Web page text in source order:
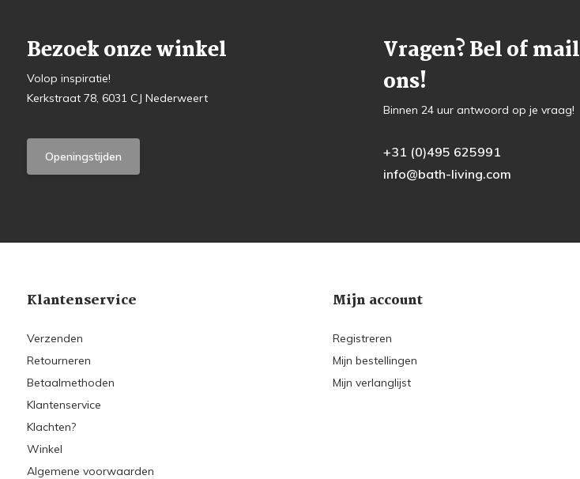
Bezoek onze winkel
Volop inspiratie!
Kerkstraat 78, 6031 CJ Nederweert
Openingstijden
Vragen? Bel of mail
ons!
Binnen 24 uur antwoord op je vraag!
+31 (0)495 625991
info@bath-living.com
Klantenservice
Verzenden
Retourneren
Betaalmethoden
Klantenservice
Klachten?
Winkel
Algemene voorwaarden
Mijn account
Registreren
Mijn bestellingen
Mijn verlanglijst